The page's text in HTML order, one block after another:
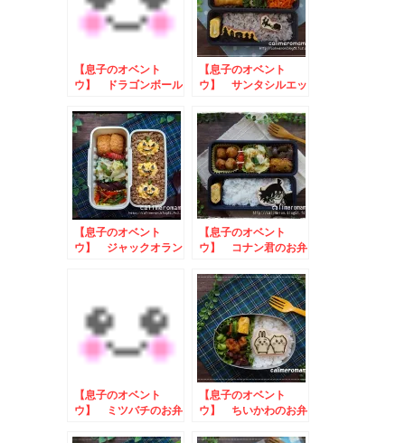
【息子のオベント
ウ】 ドラゴンボール
【息子のオベント
ウ】 サンタシルエッ
【息子のオベント
ウ】 ジャックオラン
【息子のオベント
ウ】 コナン君のお弁
【息子のオベント
ウ】 ミツバチのお弁
【息子のオベント
ウ】 ちいかわのお弁